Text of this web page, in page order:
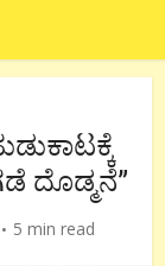
ದೊಡ್ಮನೆ”
5 min read